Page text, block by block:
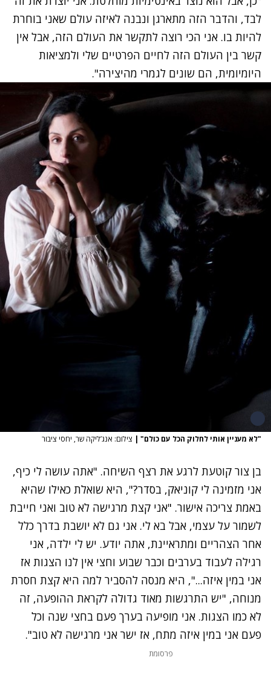
לבד, והדבר הזה מתארגן ונבנה לאיזה עולם שאני בוחרת
להיות בו. אני הכי רוצה לתקשר את העולם הזה, אבל אין
קשר בין העולם הזה לחיים הפרטיים שלי ולמציאות
היומיומית, הם שונים לגמרי מהיצירה".
"לא מעניין אותי לחלוק הכל עם כולם" | צילום: אנג’ליקה שר, יחסי ציבור
בן צור קוטעת לרגע את רצף השיחה. "אתה עושה לי כיף,
אני מזמינה לי קוניאק, בסדר?", היא שואלת כאילו שהיא
באמת צריכה אישור. "אני קצת מרגישה לא טוב ואני חייבת
לשמור על עצמי, אבל בא לי. אני גם לא יושבת בדרך כלל
אחר הצהריים ומתראיינת, אתה יודע. יש לי ילדה, אני
רגילה לעבוד בערבים וכבר שבוע וחצי אין לנו הצגות אז
אני במין איזה...", היא מנסה להסביר למה היא קצת חסרת
מנוחה, "יש התרגשות מאוד גדולה לקראת ההופעה, זה
לא כמו הצגות. אני מופיעה בערך פעם בחצי שנה וכל
פעם אני במין איזה מתח, אז ישר אני מרגישה לא טוב".
פרסומת